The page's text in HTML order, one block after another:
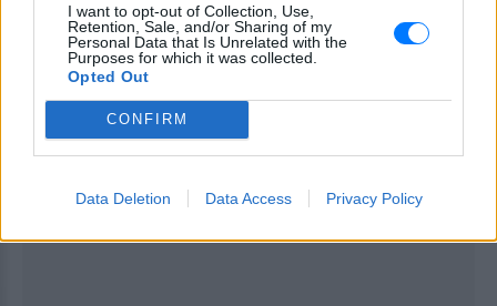
I want to opt-out of Collection, Use,
Retention, Sale, and/or Sharing of my
Personal Data that Is Unrelated with the
Purposes for which it was collected.
Opted Out
CONFIRM
Data Deletion Data Access Privacy Policy